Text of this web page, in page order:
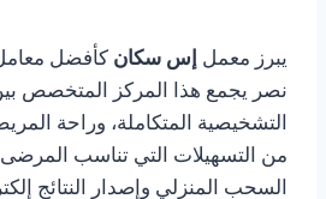
يبرز معمل إس سكان كأفضل
نصر يجمع هذا المركز المتخصص
التشخيصية المتكاملة، وراحة
من التسهيلات التي تناسب المرضى
السحب المنزلي وإصدار النتائج